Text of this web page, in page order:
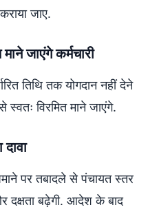
जाए.
जाएंगे कर्मचारी
तिथि तक योगदान नहीं देने
विरमित माने जाएंगे.
पर तबादले से पंचायत स्तर
दक्षता बढ़ेगी. आदेश के बाद